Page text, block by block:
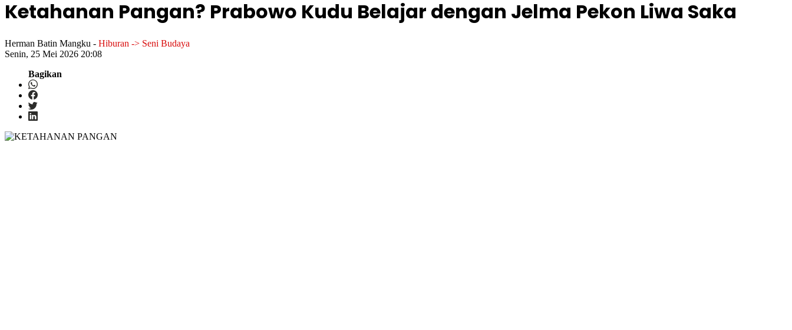
Ketahanan Pangan? Prabowo Kudu Belajar dengan Jelma Pekon Liwa Saka
Herman Batin Mangku - Hiburan -> Seni Budaya
Senin, 25 Mei 2026 20:08
Bagikan